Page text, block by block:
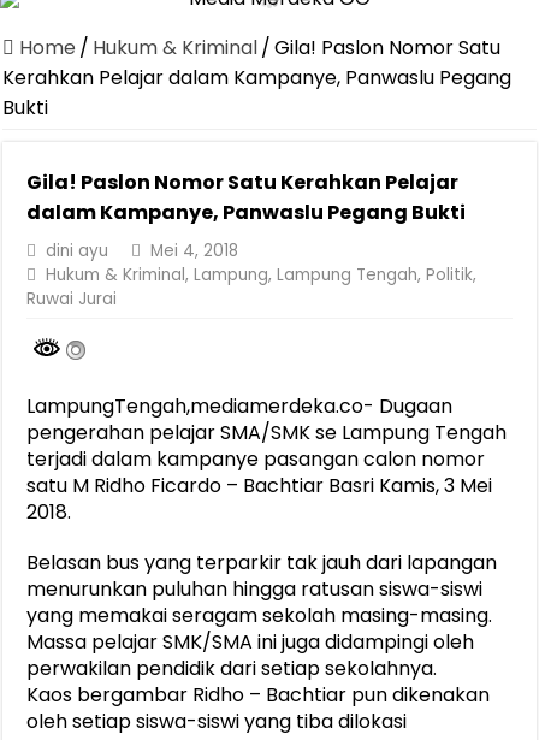
Home / Hukum & Kriminal/Gila! Paslon Nomor Satu
Kerahkan Pelajar dalam Kampanye, Panwaslu Pegang
Bukti
Gila! Paslon Nomor Satu Kerahkan Pelajar
dalam Kampanye, Panwaslu Pegang Bukti
dini ayu
Mei 4, 2018
Hukum & Kriminal,Lampung,Lampung Tengah,Politik,
Ruwai Jurai
LampungTengah,mediamerdeka.co- Dugaan
pengerahan pelajar SMA/SMK se Lampung Tengah
terjadi dalam kampanye pasangan calon nomor
satu M Ridho Ficardo – Bachtiar Basri Kamis, 3 Mei
2018.
Belasan bus yang terparkir tak jauh dari lapangan
menurunkan puluhan hingga ratusan siswa-siswi
yang memakai seragam sekolah masing-masing.
Massa pelajar SMK/SMA ini juga didampingi oleh
perwakilan pendidik dari setiap sekolahnya.
Kaos bergambar Ridho – Bachtiar pun dikenakan
oleh setiap siswa-siswi yang tiba dilokasi